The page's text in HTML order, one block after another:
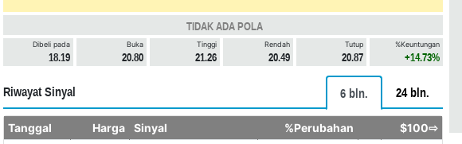
TIDAK ADA POLA
Dibeli pada
18.19
Buka
20.80
Tinggi
21.26
Rendah
20.49
Tutup
20.87
%Keuntungan
+14.73%
Riwayat Sinyal 6 bln. 24 bln.
Tanggal Harga Sinyal %Perubahan $100⇨